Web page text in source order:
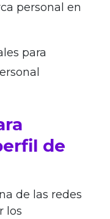
personal en
para
de
de las redes
los